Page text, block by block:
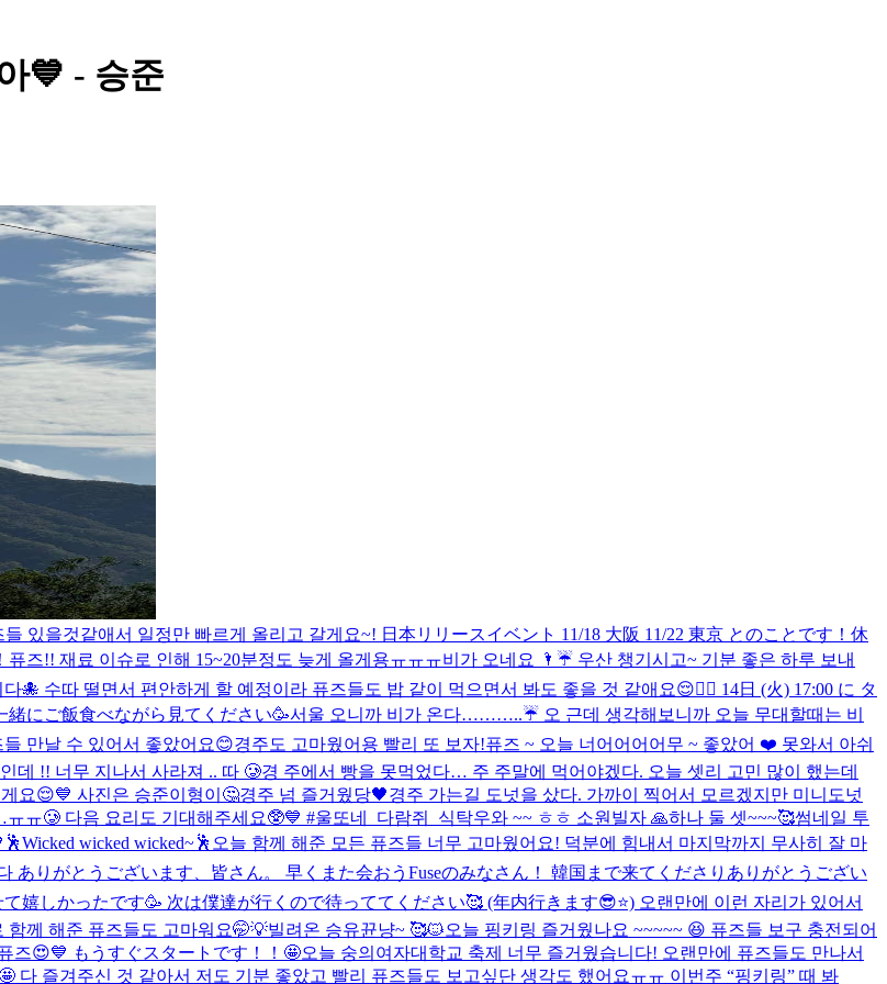
💙 - 승준
있을것같애서 일정만 빠르게 올리고 갈게요~! 日本リリースイベント 11/18 大阪 11/22 東京 とのことです！休
퓨즈!! 재료 이슈로 인해 15~20분정도 늦게 올게용ㅠㅠㅠ비가 오네요 🌂☔️ 우산 챙기시고~ 기분 좋은 하루 보내
🐙 수따 떨면서 편안하게 할 예정이라 퓨즈들도 밥 같이 먹으면서 봐도 좋을 것 같애요😌✌🏻 14日 (火) 17:00 に タ
緒にご飯食べながら見てください🥳서울 오니까 비가 온다………..☔️ 오 근데 생각해보니까 오늘 무대할때는 비
만날 수 있어서 좋았어요😊경주도 고마웠어용 빨리 또 보자!퓨즈 ~ 오늘 너어어어어무 ~ 좋았어 ❤️ 못와서 아쉬
데 !! 너무 지나서 사라져 .. 따 🥲경 주에서 빵을 못먹었다… 주 주말에 먹어야겠다. 오늘 셋리 고민 많이 했는데
요😌💙 사진은 승준이형이🤔경주 넘 즐거웠당🖤경주 가는길 도넛을 샀다. 가까이 찍어서 모르겠지만 미니도넛
ㅠ🥲 다음 요리도 기대해주세요🥸💙 #울또네_다람쥐_식탁우와 ~~ ㅎㅎ 소원빌자 🙏하나 둘 셋~~~🥰썸네일 투
🕺Wicked wicked wicked~🕺 오늘 함께 해준 모든 퓨즈들 너무 고마웠어요! 덕분에 힘내서 마지막까지 무사히 잘 마
ありがとうございます、皆さん。 早くまた会おう Fuseのみなさん！ 韓国まで来てくださりありがとうござい
嬉しかったです🥳 次は僕達が行くので待っててください🥰 (年内行きます😎⭐️) 오랜만에 이런 자리가 있어서
함께 해준 퓨즈들도 고마워요🤭💡빌려온 승유뀬냥~ 🥰🐱오늘 핑키링 즐거웠나요 ~~~~~ 😆 퓨즈들 보구 충전되어
즈😍💙 もうすぐスタートです！！🤩오늘 숭의여자대학교 축제 너무 즐거웠습니다! 오랜만에 퓨즈들도 만나서
다 즐겨주신 것 같아서 저도 기분 좋았고 빨리 퓨즈들도 보고싶단 생각도 했어요ㅠㅠ 이번주 “핑키링” 때 봐